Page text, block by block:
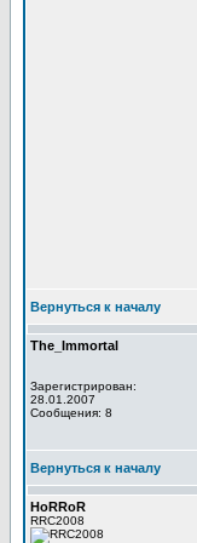
Вернуться к началу
The_Immortal
Зарегистрирован:
28.01.2007
Сообщения: 8
Вернуться к началу
HoRRoR
RRC2008